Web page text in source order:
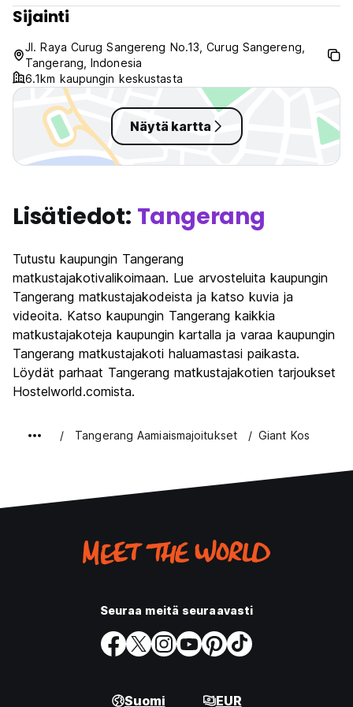
Sijainti
Jl. Raya Curug Sangereng No.13, Curug Sangereng,
Tangerang, Indonesia
6.1km kaupungin keskustasta
Näytä kartta
Lisätiedot: Tangerang
Tutustu kaupungin Tangerang
matkustajakotivalikoimaan. Lue arvosteluita kaupungin
Tangerang matkustajakodeista ja katso kuvia ja
videoita. Katso kaupungin Tangerang kaikkia
matkustajakoteja kaupungin kartalla ja varaa kaupungin
Tangerang matkustajakoti haluamastasi paikasta.
Löydät parhaat Tangerang matkustajakotien tarjoukset
Hostelworld.comista.
Tangerang Aamiaismajoitukset Giant Kos
Seuraa meitä seuraavasti
Suomi EUR